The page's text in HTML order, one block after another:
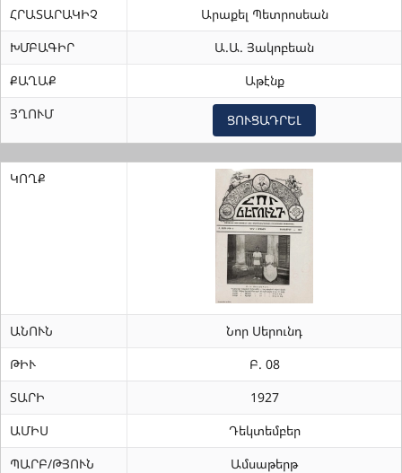
ՀՐԱՏԱՐԱԿԻՉ
Արաքել Պետրոսեան
ԽՄԲԱԳԻՐ
Ա.Ա. Յակոբեան
ՔԱՂԱՔ
Աթէնք
ՅՂՈՒՄ
ՑՈՒՑԱԴՐԵԼ
ԿՈՂՔ
ԱՆՈՒՆ
Նոր Սերունդ
ԹԻՒ
Բ. 08
ՏԱՐԻ
1927
ԱՄԻՍ
Դեկտեմբեր
ՊԱՐԲ/ԹՅՈՒՆ
Ամսաթերթ